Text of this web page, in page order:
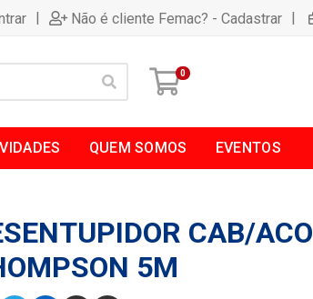
| Não é cliente Femac? - Cadastrar |
0
QUEM SOMOS EVENTOS
CAB/ACO
5M